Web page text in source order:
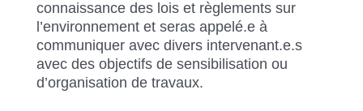
connaissance des lois et règlements sur
l’environnement et seras appelé.e à
communiquer avec divers intervenant.e.s
avec des objectifs de sensibilisation ou
d’organisation de travaux.